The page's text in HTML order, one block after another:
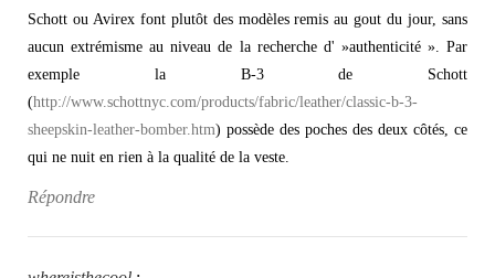
Schott ou Avirex font plutôt des modèles remis au gout du jour, sans
aucun extrémisme au niveau de la recherche d' »authenticité ». Par
exemple la B-3 de Schott
(http://www.schottnyc.com/products/fabric/leather/classic-b-3-
sheepskin-leather-bomber.htm) possède des poches des deux côtés, ce
qui ne nuit en rien à la qualité de la veste.
Répondre